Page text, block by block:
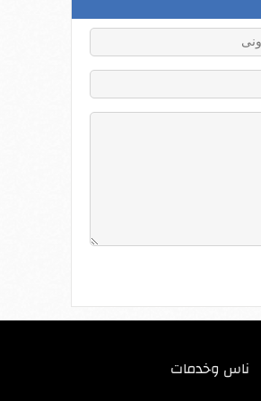
ناس وخدمات